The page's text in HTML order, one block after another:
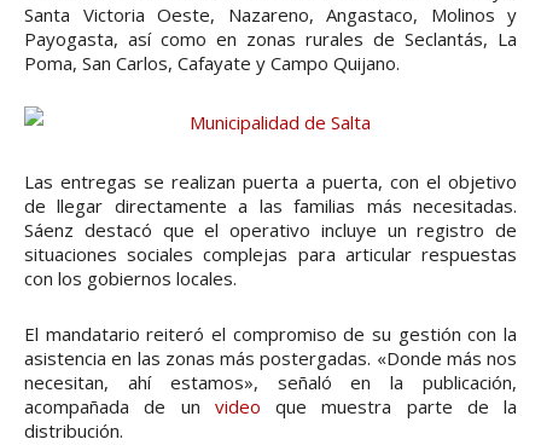
Santa Victoria Oeste, Nazareno, Angastaco, Molinos y
Payogasta, así como en zonas rurales de Seclantás, La
Poma, San Carlos, Cafayate y Campo Quijano.
Las entregas se realizan puerta a puerta, con el objetivo
de llegar directamente a las familias más necesitadas.
Sáenz destacó que el operativo incluye un registro de
situaciones sociales complejas para articular respuestas
con los gobiernos locales.
El mandatario reiteró el compromiso de su gestión con la
asistencia en las zonas más postergadas. «Donde más nos
necesitan, ahí estamos», señaló en la publicación,
acompañada de un video que muestra parte de la
distribución.